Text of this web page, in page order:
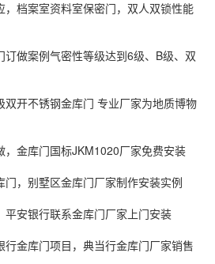
档案室资料室保密门，双人双锁性能
做案例气密性等级达到6级、B级、双
开不锈钢金库门 专业厂家为地质博物
，金库门国标JKM1020厂家免费安装
，别墅区金库门厂家制作安装实例
安银行联系金库门厂家上门安装
金库门项目，典当行金库门厂家销售